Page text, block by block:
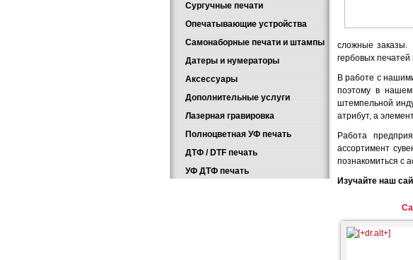
сложные заказы.
гербовых
В работе с
поэтому в нашем
штемпельной
атрибут, а
Работа
ассортимент
познакомиться с
Изучайте наш
С
Сургучные печати
Опечатывающие устройства
Самонаборные печати и штампы
Датеры и нумераторы
Аксессуары
Дополнительные услуги
Лазерная гравировка
Полноцветная УФ печать
ДТФ / DTF печать
УФ ДТФ печать